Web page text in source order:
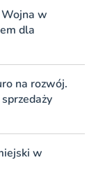
Wojna w
dla
na rozwój.
w